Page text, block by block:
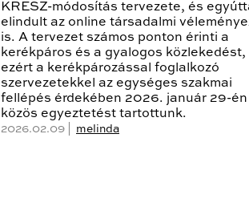
KRESZ-módosítás tervezete, és
elindult az online társadalmi
is. A tervezet számos ponton érinti a
kerékpáros és a gyalogos közlekedést,
ezért a kerékpározással foglalkozó
szervezetekkel az egységes szakmai
fellépés érdekében 2026. január 29-én
közös egyeztetést tartottunk.
2026.02.09 | melinda